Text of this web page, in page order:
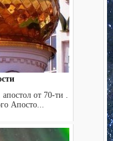
от 70-ти .
Апосто...